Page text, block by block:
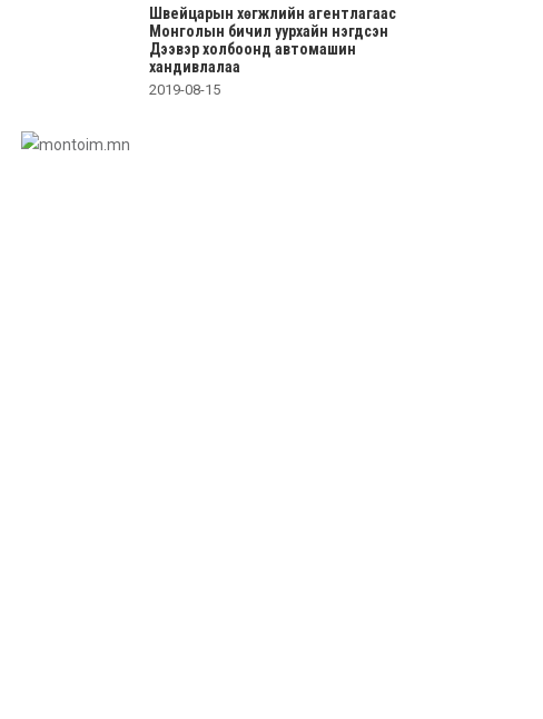
Швейцарын хөгжлийн агентлагаас
Монголын бичил уурхайн нэгдсэн
Дээвэр холбоонд автомашин
хандивлалаа
2019-08-15